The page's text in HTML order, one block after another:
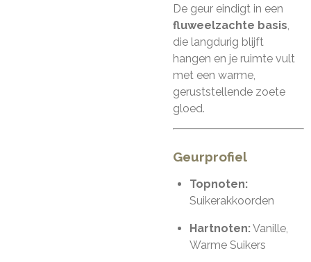
De geur eindigt in een
fluweelzachte basis,
die langdurig blijft
hangen en je ruimte vult
met een warme,
geruststellende zoete
gloed.
Geurprofiel
Topnoten:
Suikerakkoorden
Hartnoten:Vanille,
Warme Suikers